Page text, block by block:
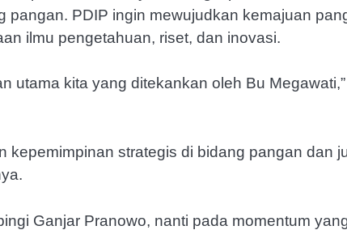
PDIP ingin mewujudkan kemajuan
ilmu pengetahuan, riset, dan inovasi.
utama kita yang ditekankan oleh Bu
kepemimpinan strategis di bidang pangan dan
Ganjar Pranowo, nanti pada momentum